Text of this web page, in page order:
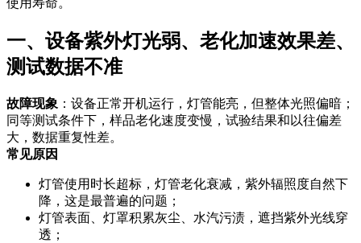
使用寿命。
一、设备紫外灯光弱、老化加速效果差、
测试数据不准
故障现象 ：设备正常开机运行，灯管能亮，但整体光照偏暗；
同等测试条件下，样品老化速度变慢，试验结果和以往偏差
大，数据重复性差。
常见原因
灯管使用时长超标，灯管老化衰减，紫外辐照度自然下
降，这是最普遍的问题；
灯管表面、灯罩积累灰尘、水汽污渍，遮挡紫外光线穿
透；